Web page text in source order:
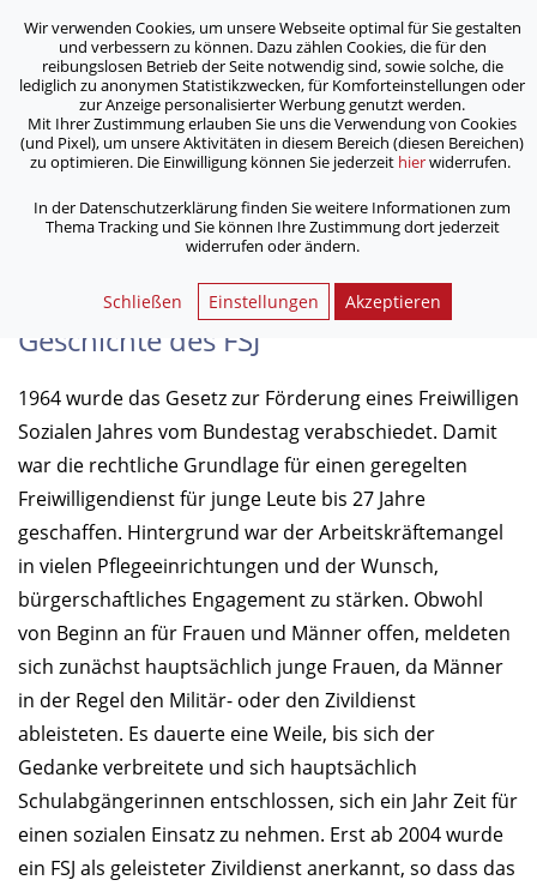
ASB Bonn/Rhein-Sieg/Eifel e.V.
bewegt Menschen
Home / Freiwillig aktiv im ASB / Freiwilliges Soziales Jahr
/ Aktuelles /
Wie war das damals? Kurze
Geschichte des FSJ
1964 wurde das Gesetz zur Förderung eines Freiwilligen
Sozialen Jahres vom Bundestag verabschiedet. Damit
war die rechtliche Grundlage für einen geregelten
Freiwilligendienst für junge Leute bis 27 Jahre
geschaffen. Hintergrund war der Arbeitskräftemangel
in vielen Pflegeeinrichtungen und der Wunsch,
bürgerschaftliches Engagement zu stärken. Obwohl
von Beginn an für Frauen und Männer offen, meldeten
sich zunächst hauptsächlich junge Frauen, da Männer
in der Regel den Militär- oder den Zivildienst
ableisteten. Es dauerte eine Weile, bis sich der
Gedanke verbreitete und sich hauptsächlich
Schulabgängerinnen entschlossen, sich ein Jahr Zeit für
einen sozialen Einsatz zu nehmen. Erst ab 2004 wurde
ein FSJ als geleisteter Zivildienst anerkannt, so dass das
Wir verwenden Cookies, um unsere Webseite optimal für Sie gestalten
und verbessern zu können. Dazu zählen Cookies, die für den
reibungslosen Betrieb der Seite notwendig sind, sowie solche, die
lediglich zu anonymen Statistikzwecken, für Komforteinstellungen oder
zur Anzeige personalisierter Werbung genutzt werden.
Mit Ihrer Zustimmung erlauben Sie uns die Verwendung von Cookies
(und Pixel), um unsere Aktivitäten in diesem Bereich (diesen Bereichen)
zu optimieren. Die Einwilligung können Sie jederzeit hierwiderrufen.
In der Datenschutzerklärung finden Sie weitere Informationen zum
Thema Tracking und Sie können Ihre Zustimmung dort jederzeit
widerrufen oder ändern.
Schließen Einstellungen Akzeptieren